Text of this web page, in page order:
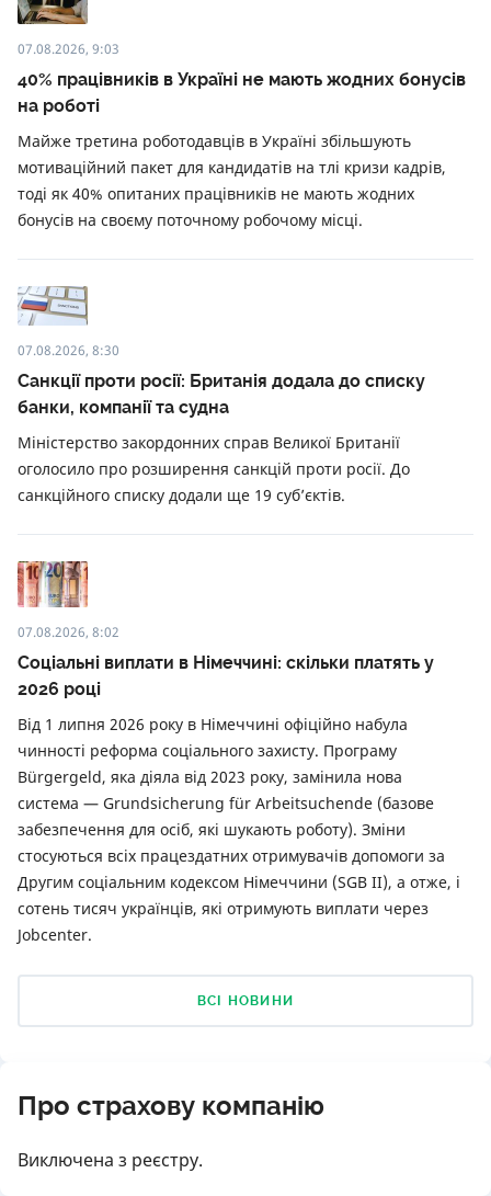
07.08.2026, 9:03
40% працівників в Україні не мають жодних бонусів
на роботі
Майже третина роботодавців в Україні збільшують
мотиваційний пакет для кандидатів на тлі кризи кадрів,
тоді як 40% опитаних працівників не мають жодних
бонусів на своєму поточному робочому місці.
07.08.2026, 8:30
Санкції проти росії: Британія додала до списку
банки, компанії та судна
Міністерство закордонних справ Великої Британії
оголосило про розширення санкцій проти росії. До
санкційного списку додали ще 19 суб’єктів.
07.08.2026, 8:02
Соціальні виплати в Німеччині: скільки платять у
2026 році
Від 1 липня 2026 року в Німеччині офіційно набула
чинності реформа соціального захисту. Програму
Bürgergeld, яка діяла від 2023 року, замінила нова
система — Grundsicherung für Arbeitsuchende (базове
забезпечення для осіб, які шукають роботу). Зміни
стосуються всіх працездатних отримувачів допомоги за
Другим соціальним кодексом Німеччини (SGB II), а отже, і
сотень тисяч українців, які отримують виплати через
Jobcenter.
ВСІ НОВИНИ
Про страхову компанію
Виключена з реєстру.